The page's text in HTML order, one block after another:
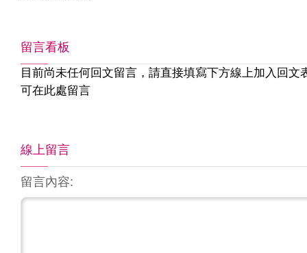
留言看板
目前尚未任何回文留言，請直接填寫下方線上加入回文
可在此處留言
線上留言
留言內容: